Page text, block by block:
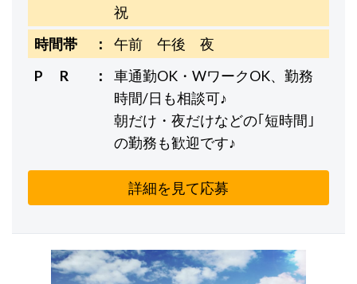
祝
時間帯
午前 午後 夜
P R
車通勤OK・WワークOK、勤務
時間/日も相談可♪
朝だけ・夜だけなどの｢短時間｣
の勤務も歓迎です♪
詳細を見て応募